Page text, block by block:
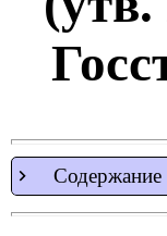
Содержание